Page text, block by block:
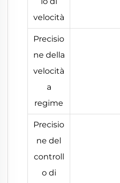
velocità
Precisio
ne della
velocità
a
regime
Precisio
ne del
controll
o di